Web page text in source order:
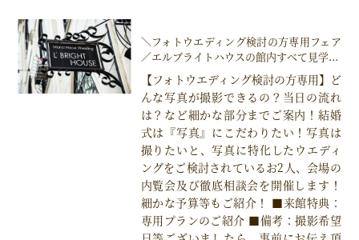
＼フォトウエディング検討の方専用フェア
／エルブライトハウスの館内すべて見学...
【フォトウエディング検討の方専用】ど
んな写真が撮影できるの？当日の流れ
は？など細かな部分までご案内！結婚
式は『写真』にこだわりたい！写真は
撮りたいと、写真に特化したウエディ
ングをご検討されているお2人、会場の
内覧会及び徹底相談会を開催します！
細かな予算等もご紹介！ ■来館特典：
専用プランのご紹介 ■備考：撮影希望